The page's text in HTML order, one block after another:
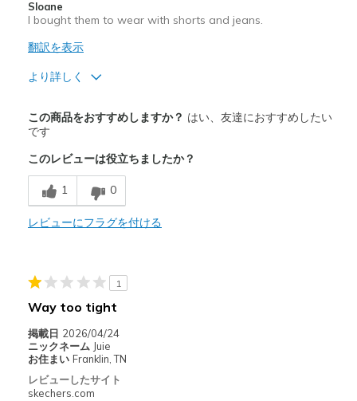
Sloane
I bought them to wear with shorts and jeans.
翻訳を表示
より詳しく
Attractive Design
Stylish
商品が期待と異なったレビュー
Poor Cushioning
Casual Wear
Width
Sizing
View On Shoes
この商品をおすすめしますか？ はい、友達におすすめしたい
です
このレビューは役立ちましたか？
1 0
レビューにフラグを付ける
1
Way too tight
掲載日 2026/04/24
ニックネーム Juie
お住まい Franklin, TN
レビューしたサイト
skechers.com